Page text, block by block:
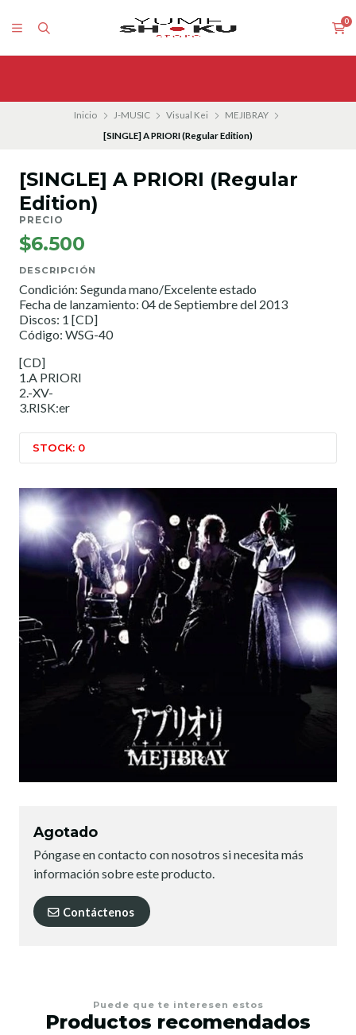
0
Inicio J-MUSIC Visual Kei
MEJIBRAY
[SINGLE] A PRIORI (Regular Edition)
[SINGLE] A PRIORI (Regular
Edition)
PRECIO
$6.500
DESCRIPCIÓN
Condición: Segunda mano/Excelente estado
Fecha de lanzamiento: 04 de Septiembre del 2013
Discos: 1 [CD]
Código: WSG-40
[CD]
1.A PRIORI
2.-XV-
3.RISK:er
STOCK: 0
Agotado
Póngase en contacto con nosotros si necesita más
información sobre este producto.
Contáctenos
Puede que te interesen estos
Productos recomendados